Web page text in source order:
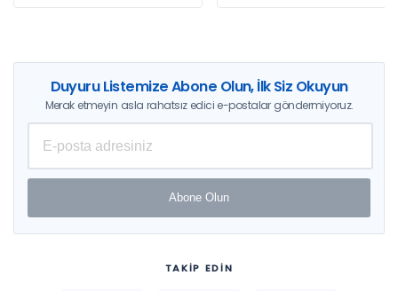
Duyuru Listemize Abone Olun, İlk Siz Okuyun
Merak etmeyin asla rahatsız edici e-postalar göndermiyoruz.
Abone Olun
TAKİP EDİN